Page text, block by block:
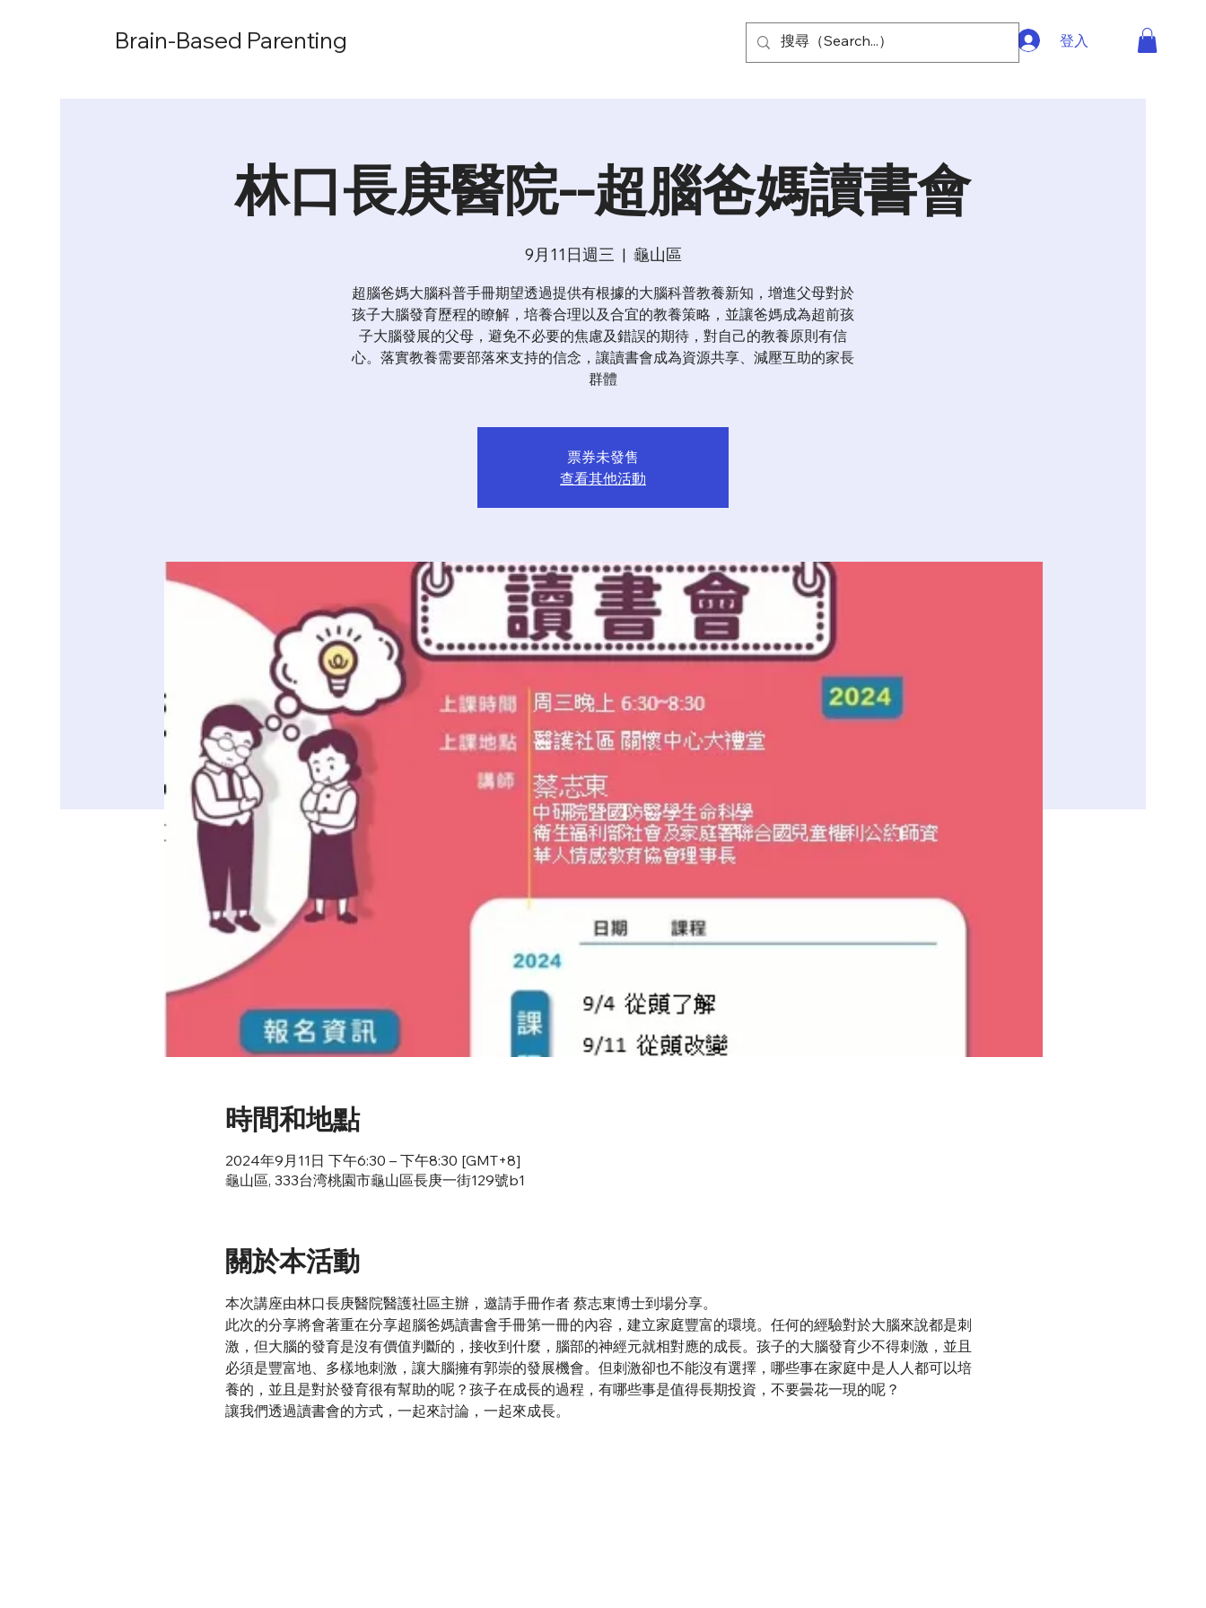
Brain-Based Parenting 登入
林口長庚醫院--超腦爸媽讀書會
9月11日週三
  |
龜山區
超腦爸媽大腦科普手冊期望透過提供有根據的大腦科普教養新知，增進父母對於
孩子大腦發育歷程的瞭解，培養合理以及合宜的教養策略，並讓爸媽成為超前孩
子大腦發展的父母，避免不必要的焦慮及錯誤的期待，對自己的教養原則有信
心。落實教養需要部落來支持的信念，讓讀書會成為資源共享、減壓互助的家長
群體
票券未發售
查看其他活動
時間和地點
2024年9月11日 下午6:30 – 下午8:30 [GMT+8]
龜山區, 333台湾桃園市龜山區長庚一街129號b1
關於本活動
本次講座由林口長庚醫院醫護社區主辦，邀請手冊作者 蔡志東博士到場分享。
此次的分享將會著重在分享超腦爸媽讀書會手冊第一冊的內容，建立家庭豐富的環境。任何的經驗對於大腦來說都是刺
激，但大腦的發育是沒有價值判斷的，接收到什麼，腦部的神經元就相對應的成長。孩子的大腦發育少不得刺激，並且
必須是豐富地、多樣地刺激，讓大腦擁有郭崇的發展機會。但刺激卻也不能沒有選擇，哪些事在家庭中是人人都可以培
養的，並且是對於發育很有幫助的呢？孩子在成長的過程，有哪些事是值得長期投資，不要曇花一現的呢？
讓我們透過讀書會的方式，一起來討論，一起來成長。